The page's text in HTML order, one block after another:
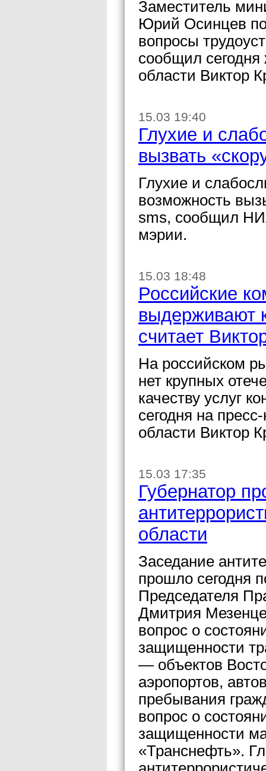
Заместитель
Юрий Осинцев
вопросы
сообщил сегодня
области Виктор
15.03 19:40
Глухие и
вызвать
Глухие и
возможность
sms, сообщил
мэрии.
15.03 18:48
Российские
выдерживают
считает
На российском
нет крупных
качеству услуг
сегодня на
области Виктор
15.03 17:35
Губернатор
области
Заседание
прошло сегодня
Председателя
Дмитрия
вопрос о
защищенности
— объектов
аэропортов,
пребывания
вопрос о
защищенности
«Транснефть».